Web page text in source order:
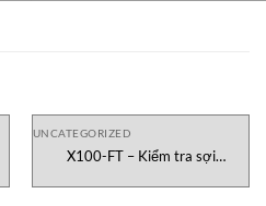
UNCATEGORIZED
X100-FT – Kiểm tra sợi